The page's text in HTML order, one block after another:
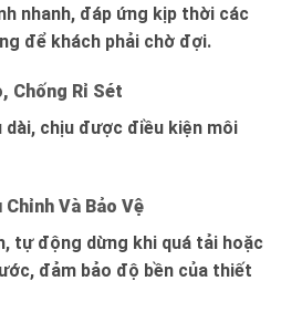
nhanh, đáp ứng kịp thời các
để khách phải chờ đợi.
Chống Rỉ Sét
dài, chịu được điều kiện môi
Và Bảo Vệ
tự động dừng khi quá tải hoặc
đảm bảo độ bền của thiết